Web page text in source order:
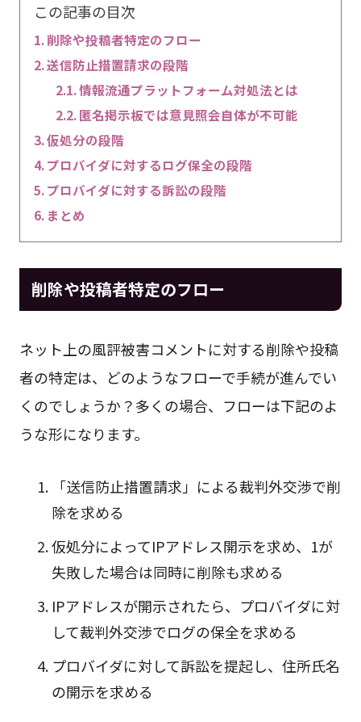
この記事の目次
削除や投稿者特定のフロー
送信防止措置請求の段階
情報流通プラットフォーム対処法とは
匿名掲示板では意見照会自体が不可能
仮処分の段階
プロバイダに対するログ保全の段階
プロバイダに対する訴訟の段階
まとめ
削除や投稿者特定のフロー
ネット上の風評被害コメントに対する削除や投稿
者の特定は、どのようなフローで手続が進んでい
くのでしょうか？多くの場合、フローは下記のよ
うな形になります。
「送信防止措置請求」による裁判外交渉で削
除を求める
仮処分によってIPアドレス開示を求め、1が
失敗した場合は同時に削除も求める
IPアドレスが開示されたら、プロバイダに対
して裁判外交渉でログの保全を求める
プロバイダに対して訴訟を提起し、住所氏名
の開示を求める